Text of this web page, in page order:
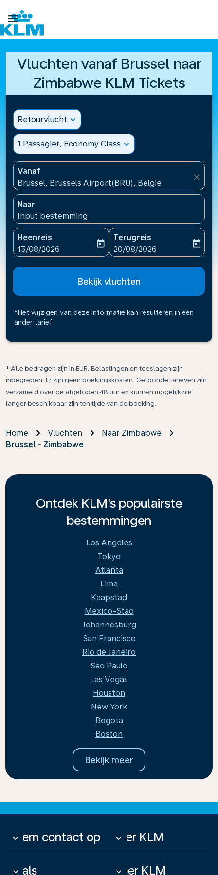

Vluchten vanaf Brussel naar
Zimbabwe KLM Tickets
Retourvlucht expand_more
1 Passagier, Economy Class expand_more
Vanaf
Brussel, Brussels Airport(BRU), België
close
Naar
Input bestemming
Heenreis
fc-booking-departure-date-aria-label
13/08/2026
today
Terugreis
fc-booking-return-date-
20/08/2026
today
Bekijk vluchten
*Het wijzigen van deze informatie kan resulteren in een
ander tarief
* Alle bedragen zijn in EUR. Belastingen en toeslagen zijn
inbegrepen. Er zijn geen boekingskosten. Getoonde tarieven zijn
verzameld over de afgelopen 48 uur en kunnen mogelijk niet
langer beschikbaar zijn ten tijde van de boeking.
Home Vluchten
Naar Zimbabwe
Brussel - Zimbabwe
Ontdek KLM's populairste
bestemmingen
Los Angeles
Tokyo
Atlanta
Lima
Kaapstad
Mexico-Stad
Johannesburg
San Francisco
Rio de Janeiro
Sao Paulo
Las Vegas
Houston
New York
Bogota
Boston
Bekijk meer
Neem contact op
keyboard_arrow_down Over KLM
keyboard_arrow_down
Deals
keyboard_arrow_down Meer KLM
keyboard_arrow_down